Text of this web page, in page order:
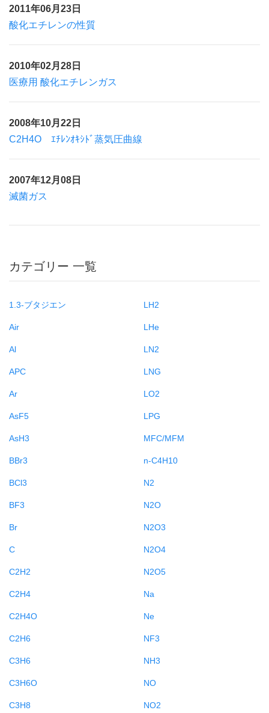
2011年06月23日
酸化エチレンの性質
2010年02月28日
医療用 酸化エチレンガス
2008年10月22日
C2H4O ｴﾁﾚﾝｵｷｼﾄﾞ蒸気圧曲線
2007年12月08日
滅菌ガス
カテゴリー 一覧
1.3-ブタジエン
Air
Al
APC
Ar
AsF5
AsH3
BBr3
BCl3
BF3
Br
C
C2H2
C2H4
C2H4O
C2H6
C3H6
C3H6O
C3H8
LH2
LHe
LN2
LNG
LO2
LPG
MFC/MFM
n-C4H10
N2
N2O
N2O3
N2O4
N2O5
Na
Ne
NF3
NH3
NO
NO2